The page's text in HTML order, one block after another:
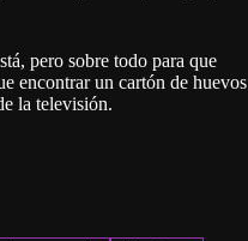
pero sobre todo para que
encontrar un cartón de huevos
la televisión.